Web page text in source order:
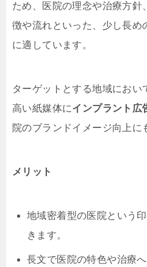
ため、医院の理念や治療方針、
徴や流れといった、少し長め
に適しています。
ターゲットとする地域におい
高い紙媒体にインプラント広
院のブランドイメージ向上に
メリット
地域密着型の医院という
きます。
長文で医院の特色や治療